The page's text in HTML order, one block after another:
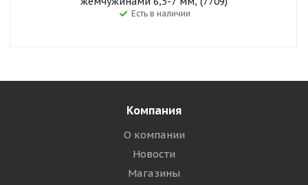
Есть в наличии
Компания
О компании
Новости
Магазины